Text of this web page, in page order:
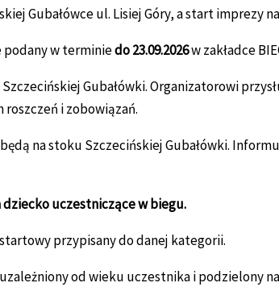
Gubałówce ul. Lisiej Góry, a start imprezy
podany w terminiedo 23.09.2026w zakładce
Szczecińskiej Gubałówki. Organizatorowi
i zobowiązań.
będą na stoku Szczecińskiej Gubałówki.
uczestniczące w biegu.
startowy przypisany do danej kategorii.
uzależniony od wieku uczestnika i podzielony